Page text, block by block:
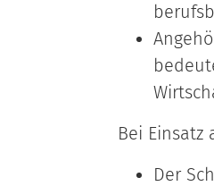
Bei Einsatz
Der